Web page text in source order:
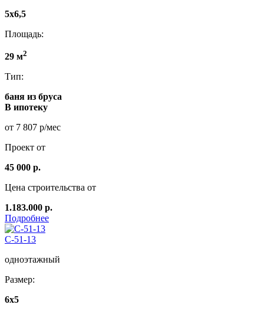
5x6,5
Площадь:
29 м2
Тип:
баня из бруса
В ипотеку
от 7 807 р/мес
Проект от
45 000 р.
Цена строительства от
1.183.000 р.
Подробнее
C-51-13
одноэтажный
Размер:
6x5